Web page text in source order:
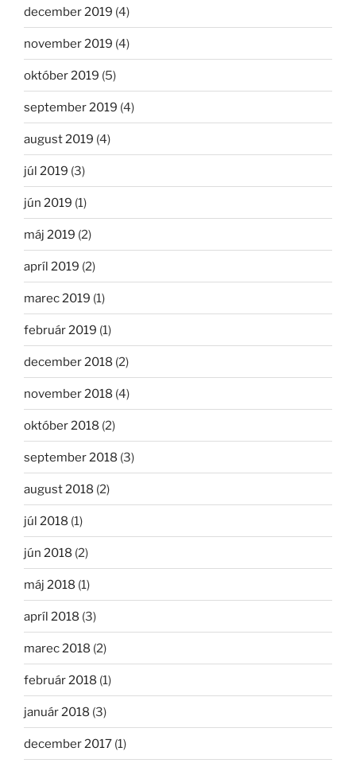
december 2019 (4)
november 2019 (4)
október 2019 (5)
september 2019 (4)
august 2019 (4)
júl 2019 (3)
jún 2019 (1)
máj 2019 (2)
apríl 2019 (2)
marec 2019 (1)
február 2019 (1)
december 2018 (2)
november 2018 (4)
október 2018 (2)
september 2018 (3)
august 2018 (2)
júl 2018 (1)
jún 2018 (2)
máj 2018 (1)
apríl 2018 (3)
marec 2018 (2)
február 2018 (1)
január 2018 (3)
december 2017 (1)